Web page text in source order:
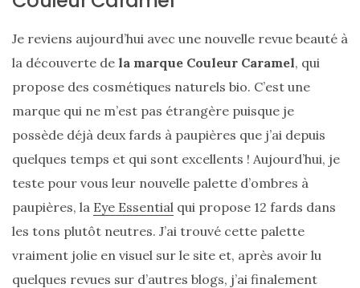
06/06/2026
Je reviens aujourd’hui avec une nouvelle revue beauté à
la découverte de la marque Couleur Caramel, qui
propose des cosmétiques naturels bio. C’est une
marque qui ne m’est pas étrangère puisque je
possède déjà deux fards à paupières que j’ai depuis
quelques temps et qui sont excellents ! Aujourd’hui, je
teste pour vous leur nouvelle palette d’ombres à
paupières, la Eye Essential qui propose 12 fards dans
les tons plutôt neutres. J’ai trouvé cette palette
vraiment jolie en visuel sur le site et, après avoir lu
quelques revues sur d’autres blogs, j’ai finalement